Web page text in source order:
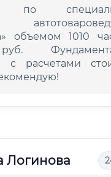
по
объемом 1010
с расчетами
Логинова